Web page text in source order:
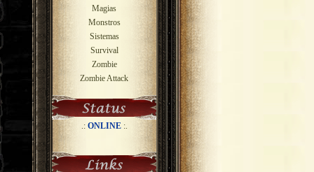
Magias
Monstros
Sistemas
Survival
Zombie
Zombie Attack
.: ONLINE:.